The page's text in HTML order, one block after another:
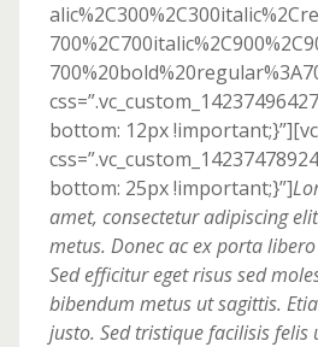
bottom: 12px
bottom: 25px !important;}”]
amet, consectetur adipiscing
metus. Donec ac ex porta
Sed efficitur eget risus sed
bibendum metus ut sagittis.
justo. Sed tristique facilisis felis